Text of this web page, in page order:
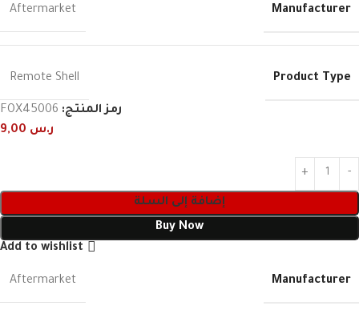
Manufacturer
Aftermarket
Product Type
Remote Shell
رمز المنتج: FOX45006
ر.س
إضافة إلى السلة
Buy Now
Add to wishlist
Manufacturer
Aftermarket